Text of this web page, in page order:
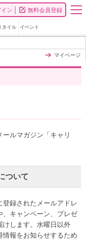
イン 無料会員登録
タイル イベント
マイページ
ルマガジン「キャリ
ついて
録されたメールアドレ
、キャンペーン、プレゼ
けします。水曜日以外
報をお知らせするため